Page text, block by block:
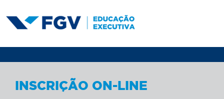
INSCRIÇÃO ON-LINE